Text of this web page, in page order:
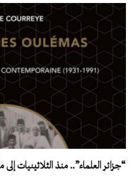
“جزائر العلماء”.. منذ الثلاثينيات